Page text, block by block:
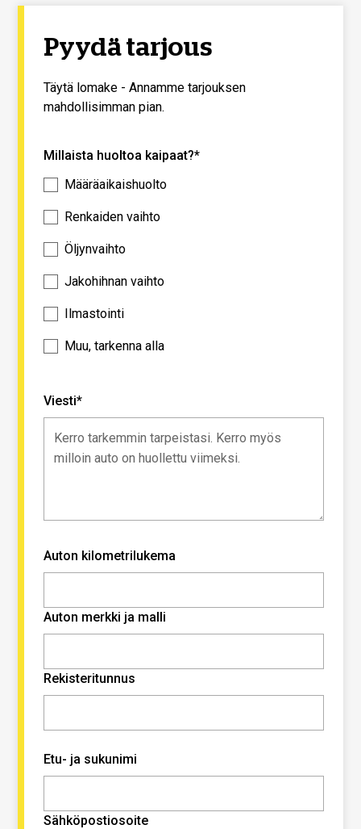
Pyydä tarjous
Täytä lomake - Annamme tarjouksen
mahdollisimman pian.
Millaista huoltoa kaipaat?*
Määräaikaishuolto
Renkaiden vaihto
Öljynvaihto
Jakohihnan vaihto
Ilmastointi
Muu, tarkenna alla
Viesti*
Auton kilometrilukema
Auton merkki ja malli
Rekisteritunnus
Etu- ja sukunimi
Sähköpostiosoite